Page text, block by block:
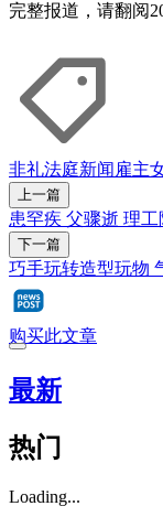
完整报道，请翻阅
非礼法庭新闻 雇主
上一篇
患罕疾 父骤逝 理
下一篇
巧手玩转造型玩物
购买此文章
最新
热门
Loading...